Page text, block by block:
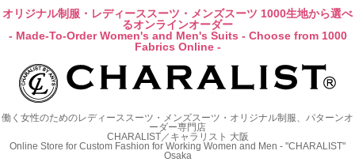
オリジナル制服・レディーススーツ・メンズスーツ 1000生地から選べ
るオンラインオーダー
- Made-To-Order Women's and Men's Suits - Choose from 1000
Fabrics Online -
働く女性のためのレディーススーツ・メンズスーツ・オリジナル制服、パターンオ
ーダー専門店
CHARALIST／キャラリスト 大阪
Online Store for Custom Fashion for Working Women and Men - "CHARALIST"
Osaka